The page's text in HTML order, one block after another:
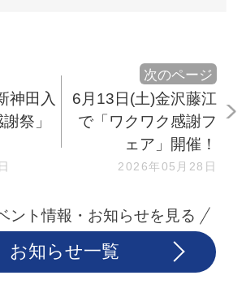
神田入
祭」
次のページ
6月13日(土)金沢藤江
で「ワクワク感謝フ
ェア」開催！
2026年05月28日
ント情報・お知らせを見る
お知らせ一覧